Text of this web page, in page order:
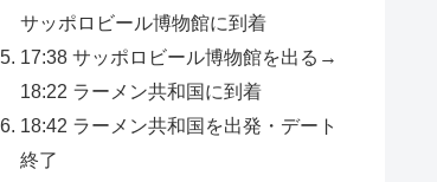
サッポロビール博物館に到着
17:38 サッポロビール博物館を出る→
18:22 ラーメン共和国に到着
18:42 ラーメン共和国を出発・デート
終了